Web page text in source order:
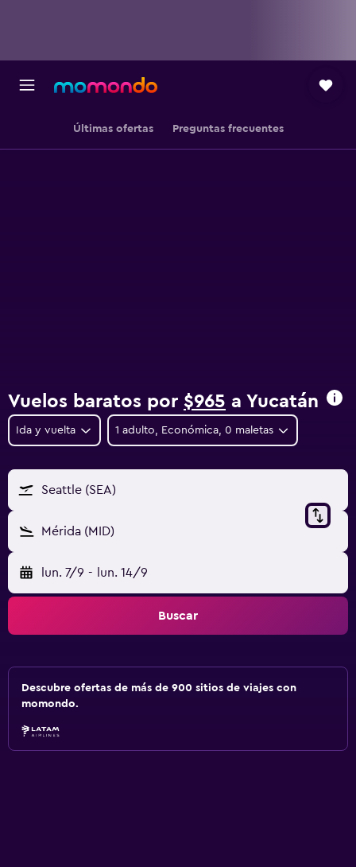
Últimas ofertas Preguntas frecuentes
Vuelos baratos por $965 a Yucatán
Ida y vuelta 1 adulto, Económica, 0 maletas
Seattle (SEA)
Mérida (MID)
lun. 7/9 - lun. 14/9
Buscar
Descubre ofertas de más de 900 sitios de viajes con
momondo.